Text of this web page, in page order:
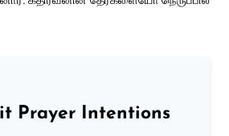
Prayer Intentions